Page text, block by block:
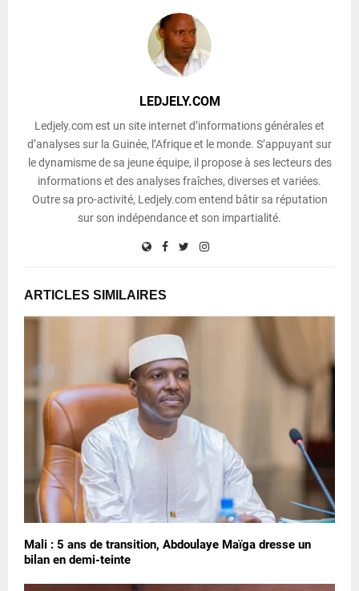
LEDJELY.COM
Ledjely.com est un site internet d’informations générales et
d’analyses sur la Guinée, l’Afrique et le monde. S’appuyant sur
le dynamisme de sa jeune équipe, il propose à ses lecteurs des
informations et des analyses fraîches, diverses et variées.
Outre sa pro-activité, Ledjely.com entend bâtir sa réputation
sur son indépendance et son impartialité.
ARTICLES SIMILAIRES
Mali : 5 ans de transition, Abdoulaye Maïga dresse un
bilan en demi-teinte